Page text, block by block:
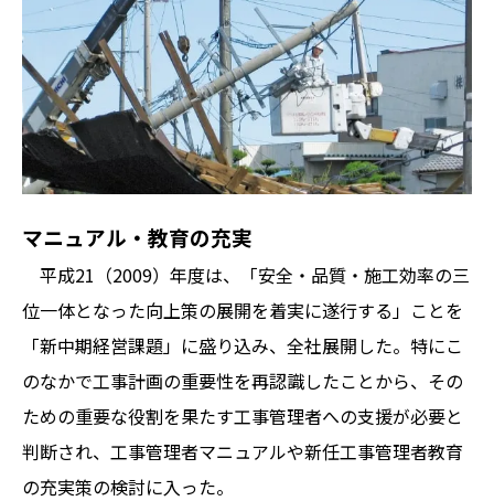
マニュアル・教育の充実
平成21（2009）年度は、「安全・品質・施工効率の三
位一体となった向上策の展開を着実に遂行する」ことを
「新中期経営課題」に盛り込み、全社展開した。特にこ
のなかで工事計画の重要性を再認識したことから、その
ための重要な役割を果たす工事管理者への支援が必要と
判断され、工事管理者マニュアルや新任工事管理者教育
の充実策の検討に入った。